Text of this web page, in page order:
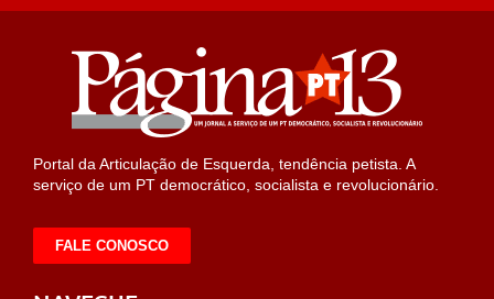
Portal da Articulação de Esquerda, tendência petista. A
serviço de um PT democrático, socialista e revolucionário.
FALE CONOSCO